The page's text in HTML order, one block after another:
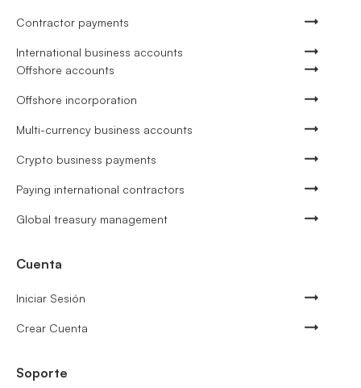
Contractor payments
International business accounts
Offshore accounts
Offshore incorporation
Multi-currency business accounts
Crypto business payments
Paying international contractors
Global treasury management
Cuenta
Iniciar Sesión
Crear Cuenta
Soporte